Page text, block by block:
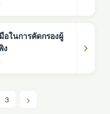
อในการคัดกรองผู้
ง
3 >